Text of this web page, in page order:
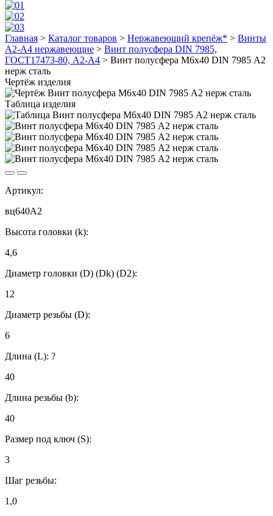
Главная > Каталог товаров > Нержавеющий крепёж* > Винты
А2-А4 нержавеющие > Винт полусфера DIN 7985,
ГОСТ17473-80, А2-А4 > Винт полусфера М6х40 DIN 7985 А2
нерж сталь
Чертёж изделия
Таблица изделия
Артикул:
вц640А2
Высота головки (k):
4,6
Диаметр головки (D) (Dk) (D2):
12
Диаметр резьбы (D):
6
Длина (L): ?
40
Длина резьбы (b):
40
Размер под ключ (S):
3
Шаг резьбы:
1,0